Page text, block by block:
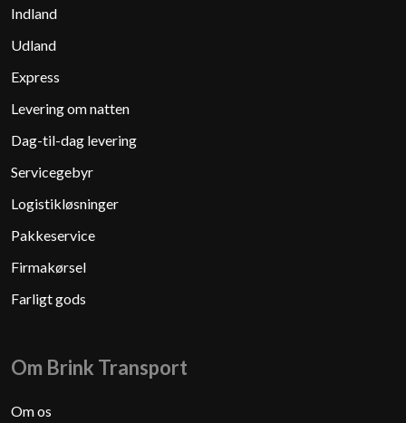
Indland
Udland
Express
Levering om natten
Dag-til-dag levering
Servicegebyr
Logistikløsninger
Pakkeservice
Firmakørsel
Farligt gods
Om Brink Transport
Om os